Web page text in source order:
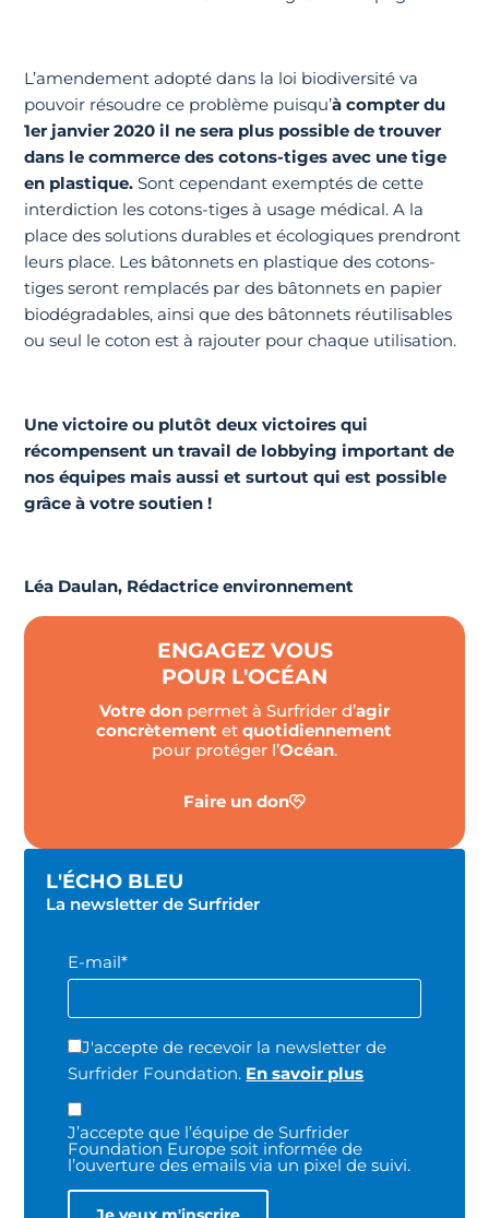
L’amendement adopté dans la loi biodiversité va
pouvoir résoudre ce problème puisqu’à compter du
1er janvier 2020 il ne sera plus possible de trouver
dans le commerce des cotons-tiges avec une tige
en plastique. Sont cependant exemptés de cette
interdiction les cotons-tiges à usage médical. A la
place des solutions durables et écologiques prendront
leurs place. Les bâtonnets en plastique des cotons-
tiges seront remplacés par des bâtonnets en papier
biodégradables, ainsi que des bâtonnets réutilisables
ou seul le coton est à rajouter pour chaque utilisation.
Une victoire ou plutôt deux victoires qui
récompensent un travail de lobbying important de
nos équipes mais aussi et surtout qui est possible
grâce à votre soutien !
Léa Daulan, Rédactrice environnement
ENGAGEZ VOUS
POUR L'OCÉAN
Votre donpermet à Surfrider d’agir
concrètement etquotidiennement
pour protéger l’Océan.
Faire un don
L'ÉCHO BLEU
La newsletter de Surfrider
E-mail*
J'accepte de recevoir la newsletter de
Surfrider Foundation. En savoir plus
J’accepte que l’équipe de Surfrider
Foundation Europe soit informée de
l’ouverture des emails via un pixel de suivi.